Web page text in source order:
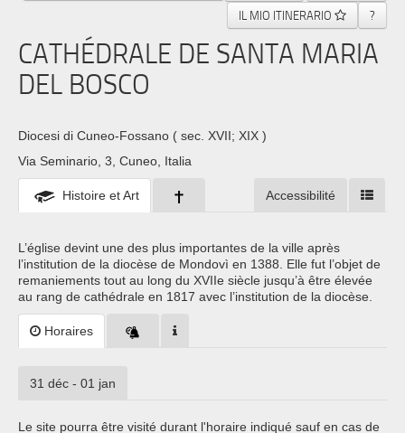
IL MIO ITINERARIO
?
CATHÉDRALE DE SANTA MARIA
DEL BOSCO
Diocesi di Cuneo-Fossano ( sec. XVII; XIX )
Via Seminario, 3, Cuneo, Italia ‎
Histoire et Art Accessibilité
L’église devint une des plus importantes de la ville après
l’institution de la diocèse de Mondovì en 1388. Elle fut l’objet de
remaniements tout au long du XVIIe siècle jusqu’à être élevée
au rang de cathédrale en 1817 avec l’institution de la diocèse.
Horaires
31 déc - 01 jan
Le site pourra être visité durant l'horaire indiqué sauf en cas de